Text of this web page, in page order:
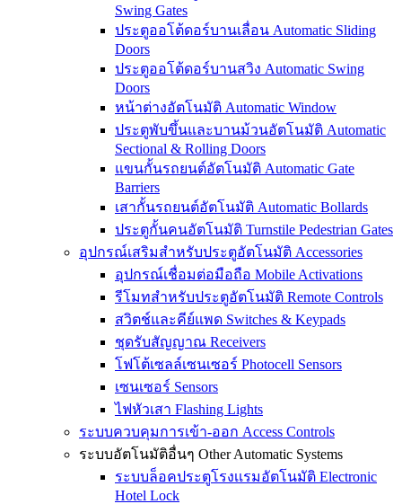
Swing Gates
ประตูออโต้ดอร์บานเลื่อน Automatic Sliding
Doors
ประตูออโต้ดอร์บานสวิง Automatic Swing
Doors
หน้าต่างอัตโนมัติ Automatic Window
ประตูพับขึ้นและบานม้วนอัตโนมัติ Automatic
Sectional & Rolling Doors
แขนกั้นรถยนต์อัตโนมัติ Automatic Gate
Barriers
เสากั้นรถยนต์อัตโนมัติ Automatic Bollards
ประตูกั้นคนอัตโนมัติ Turnstile Pedestrian Gates
อุปกรณ์เสริมสำหรับประตูอัตโนมัติ Accessories
อุปกรณ์เชื่อมต่อมือถือ Mobile Activations
รีโมทสำหรับประตูอัตโนมัติ Remote Controls
สวิตช์และคีย์แพด Switches & Keypads
ชุดรับสัญญาณ Receivers
โฟโต้เซลล์เซนเซอร์ Photocell Sensors
เซนเซอร์ Sensors
ไฟหัวเสา Flashing Lights
ระบบควบคุมการเข้า-ออก Access Controls
ระบบอัตโนมัติอื่นๆ Other Automatic Systems
ระบบล็อคประตูโรงเเรมอัตโนมัติ Electronic
Hotel Lock